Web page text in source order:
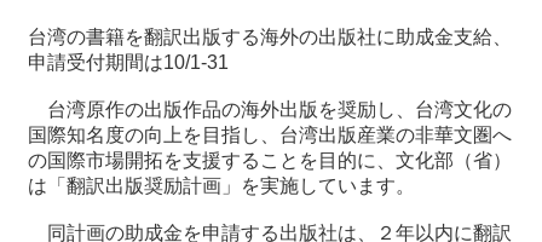
ー
に
て
最
台湾の書籍を翻訳出版する海外の出版社に助成金支給、
申請受付期間は10/1-31
台湾原作の出版作品の海外出版を奨励し、台湾文化の
国際知名度の向上を目指し、台湾出版産業の非華文圏へ
の国際市場開拓を支援することを目的に、文化部（省）
は「翻訳出版奨励計画」を実施しています。
同計画の助成金を申請する出版社は、２年以内に翻訳